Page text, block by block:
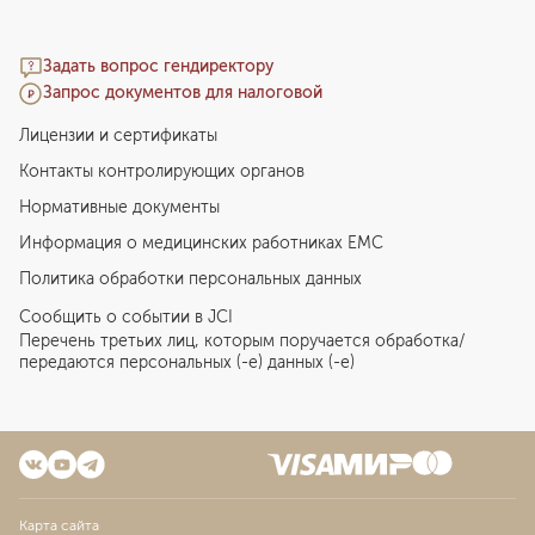
Задать вопрос гендиректору
Запрос документов для налоговой
Лицензии и сертификаты
Контакты контролирующих органов
Нормативные документы
Информация о медицинских работниках EMC
Политика обработки персональных данных
Сообщить о событии в JCI
Перечень третьих лиц, которым поручается обработка/
передаются персональных (-е) данных (-е)
Карта сайта